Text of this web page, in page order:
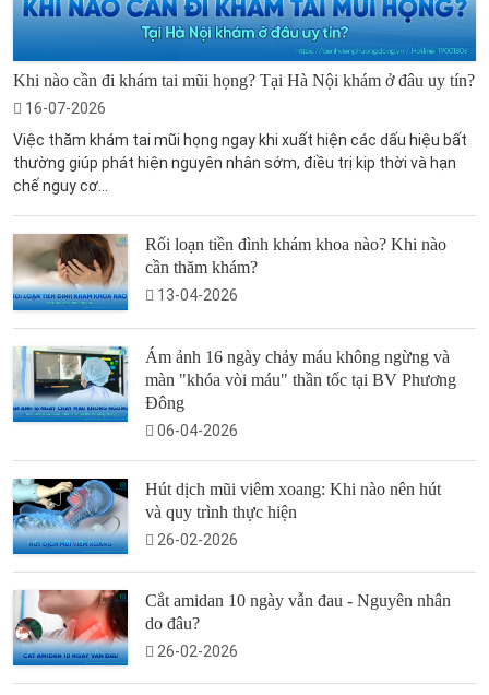
Khi nào cần đi khám tai mũi họng? Tại Hà Nội khám ở đâu uy tín?
16-07-2026
Việc thăm khám tai mũi họng ngay khi xuất hiện các dấu hiệu bất
thường giúp phát hiện nguyên nhân sớm, điều trị kịp thời và hạn
chế nguy cơ...
Rối loạn tiền đình khám khoa nào? Khi nào
cần thăm khám?
13-04-2026
Ám ảnh 16 ngày chảy máu không ngừng và
màn "khóa vòi máu" thần tốc tại BV Phương
Đông
06-04-2026
Hút dịch mũi viêm xoang: Khi nào nên hút
và quy trình thực hiện
26-02-2026
Cắt amidan 10 ngày vẫn đau - Nguyên nhân
do đâu?
26-02-2026